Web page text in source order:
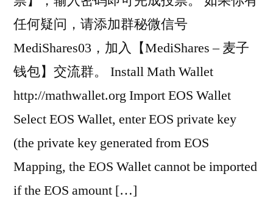
任何疑问，请添加群秘微信号
MediShares03，加入【MediShares – 麦子
钱包】交流群。 Install Math Wallet
http://mathwallet.org Import EOS Wallet
Select EOS Wallet, enter EOS private key
(the private key generated from EOS
Mapping, the EOS Wallet cannot be imported
if the EOS amount […]